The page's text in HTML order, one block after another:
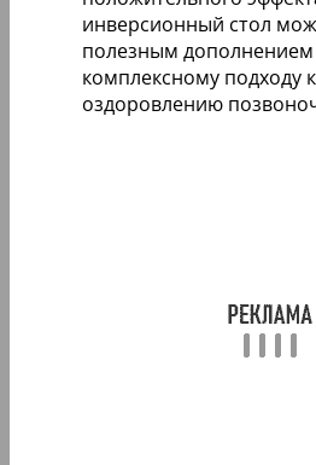
инверсионный стол
полезным дополнением
комплексному подходу к
оздоровлению